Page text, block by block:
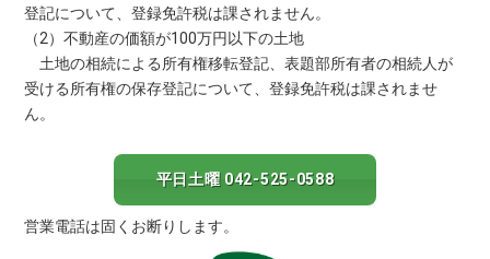
登記について、登録免許税は課されません。
（2）不動産の価額が100万円以下の土地
土地の相続による所有権移転登記、表題部所有者の相続人が
受ける所有権の保存登記について、登録免許税は課されませ
ん。
平日土曜 042-525-0588
営業電話は固くお断りします。